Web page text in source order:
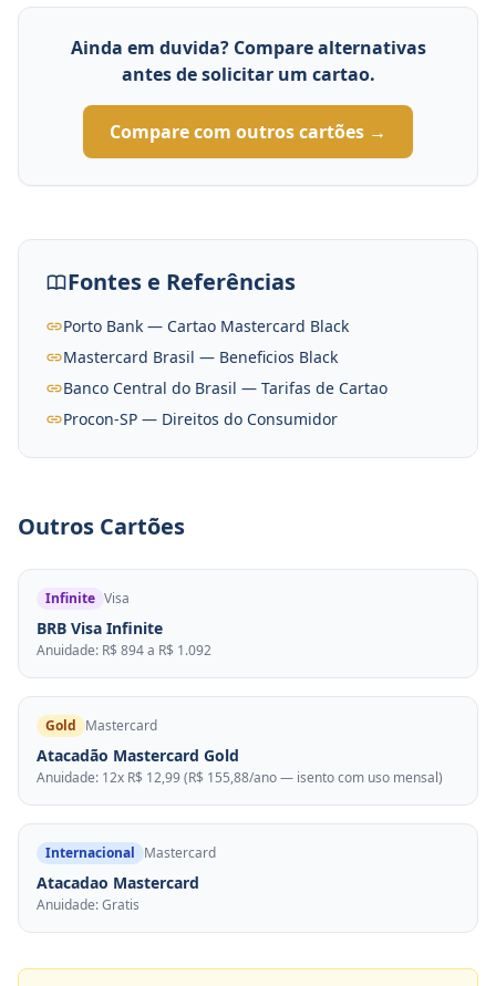
Ainda em duvida? Compare alternativas
antes de solicitar um cartao.
Compare com outros cartões →
Fontes e Referências
Porto Bank — Cartao Mastercard Black
Mastercard Brasil — Beneficios Black
Banco Central do Brasil — Tarifas de Cartao
Procon-SP — Direitos do Consumidor
Outros Cartões
Infinite Visa
BRB Visa Infinite
Anuidade: R$ 894 a R$ 1.092
Gold Mastercard
Atacadão Mastercard Gold
Anuidade: 12x R$ 12,99 (R$ 155,88/ano — isento com uso mensal)
Internacional Mastercard
Atacadao Mastercard
Anuidade: Gratis